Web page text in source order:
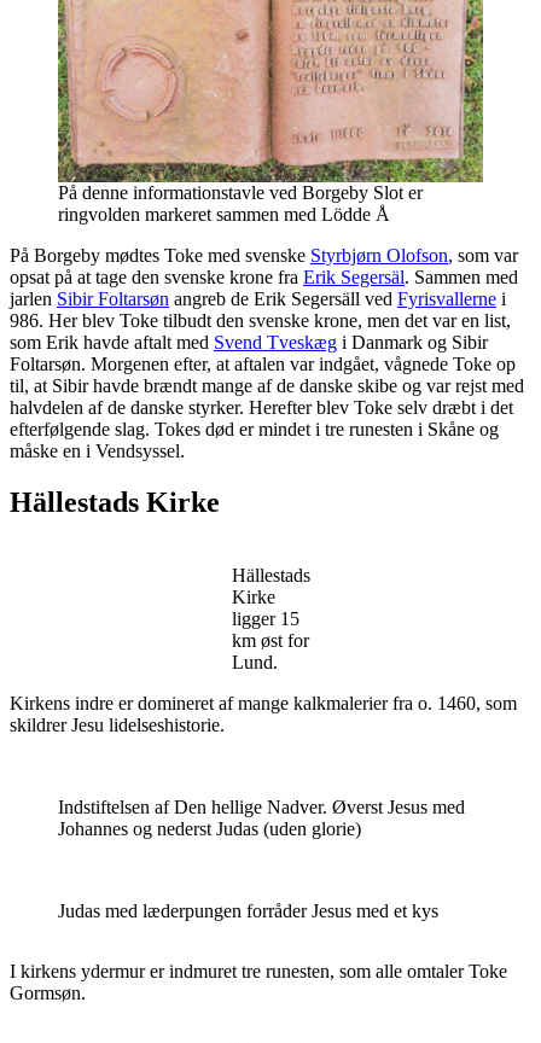
På denne informationstavle ved Borgeby Slot er
ringvolden markeret sammen med Lödde Å
På Borgeby mødtes Toke med svenske Styrbjørn Olofson, som var
opsat på at tage den svenske krone fra Erik Segersäl. Sammen med
jarlen Sibir Foltarsøn angreb de Erik Segersäll ved Fyrisvallerne i
986. Her blev Toke tilbudt den svenske krone, men det var en list,
som Erik havde aftalt med Svend Tveskæg i Danmark og Sibir
Foltarsøn. Morgenen efter, at aftalen var indgået, vågnede Toke op
til, at Sibir havde brændt mange af de danske skibe og var rejst med
halvdelen af de danske styrker. Herefter blev Toke selv dræbt i det
efterfølgende slag. Tokes død er mindet i tre runesten i Skåne og
måske en i Vendsyssel.
Hällestads Kirke
Hällestads
Kirke
ligger 15
km øst for
Lund.
Kirkens indre er domineret af mange kalkmalerier fra o. 1460, som
skildrer Jesu lidelseshistorie.
Indstiftelsen af Den hellige Nadver. Øverst Jesus med
Johannes og nederst Judas (uden glorie)
Judas med læderpungen forråder Jesus med et kys
I kirkens ydermur er indmuret tre runesten, som alle omtaler Toke
Gormsøn.